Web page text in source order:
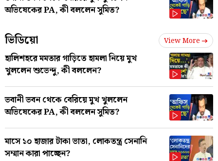
অভিষেকের PA, কী বললেন সুমিত?
ভিডিয়ো View More
হালিশহরে মমতার গাড়িতে হামলা নিয়ে মুখ
খুললেন শুভেন্দু, কী বললেন?
ভবানী ভবন থেকে বেরিয়ে মুখ খুললেন
অভিষেকের PA, কী বললেন সুমিত?
মাসে ১০ হাজার টাকা ভাতা, লোকতন্ত্র সেনানি
সম্মান কারা পাচ্ছেন?